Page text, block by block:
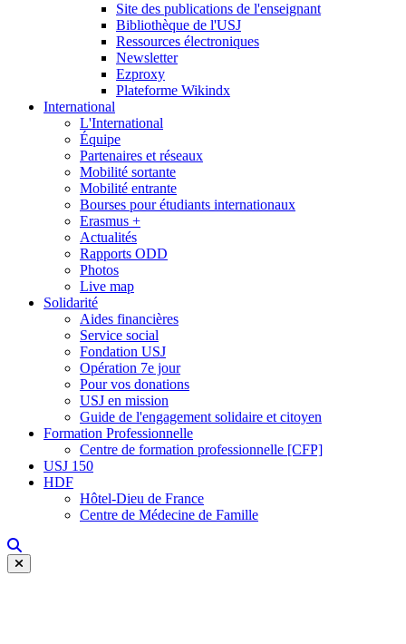
Site des publications de l'enseignant
Bibliothèque de l'USJ
Ressources électroniques
Newsletter
Ezproxy
Plateforme Wikindx
International
L'International
Équipe
Partenaires et réseaux
Mobilité sortante
Mobilité entrante
Bourses pour étudiants internationaux
Erasmus +
Actualités
Rapports ODD
Photos
Live map
Solidarité
Aides financières
Service social
Fondation USJ
Opération 7e jour
Pour vos donations
USJ en mission
Guide de l'engagement solidaire et citoyen
Formation Professionnelle
Centre de formation professionnelle [CFP]
USJ 150
HDF
Hôtel-Dieu de France
Centre de Médecine de Famille